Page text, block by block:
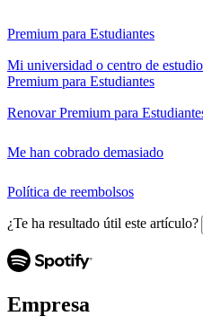
Premium para Estudiantes
Mi universidad o centro de
Premium para Estudiantes
Renovar Premium para
Me han cobrado demasiado
Política de reembolsos
¿Te ha resultado útil este artículo?
Empresa